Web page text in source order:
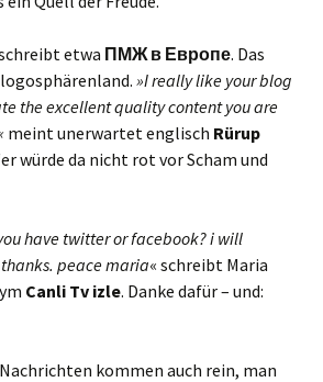
etwa ПМЖ в Европе. Das
»I really like your blog
the excellent quality content you are
meint unerwartet englisch Rürup
würde da nicht rot vor Scham und
have twitter or facebook? i will
peace maria« schreibt Maria
Canli Tv izle. Danke dafür – und:
kommen auch rein, man